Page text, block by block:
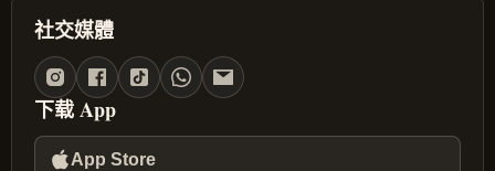
社交媒體
下载 App
App Store